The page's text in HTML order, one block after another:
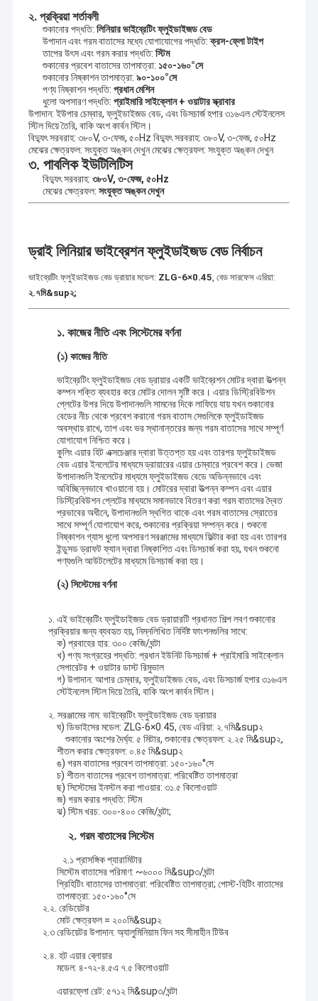
পণ্য
২. প্রক্রিয়া শর্তাবলী
শুকানোর পদ্ধতি: লিনিয়ার ভাইব্রেটিং ফ্লুইডাইজড বেড
উপাদান এবং গরম বাতাসের মধ্যে যোগাযোগের পদ্ধতি:ক্রস-ফ্লো টাইপ
তাপের উৎস এবং গরম করার পদ্ধতি: স্টিম
শুকানোর প্রবেশ বাতাসের তাপমাত্রা: ১৫০-১৬০°সে
শুকানোর নিষ্কাশন তাপমাত্রা: ৯০-১০০°সে
পণ্য নিষ্কাশন পদ্ধতি: প্রধান মেশিন
ধুলো অপসারণ পদ্ধতি: প্রাইমারি সাইক্লোন + ওয়াটার স্ক্রাবার
উপাদান: ইউপার চেম্বার, ফ্লুইডাইজডবেড, এবং ডিসচার্জ হপার ৩১৬এল স্টেইনলেস
স্টিল দিয়ে তৈরি, বাকি অংশ কার্বন স্টিল।
বিদ্যুৎ সরবরাহ: ৩৮০V, ৩-ফেজ, ৫০Hz বিদ্যুৎ সরবরাহ: ৩৮০V, ৩-ফেজ, ৫০Hz
মেঝের ক্ষেত্রফল: সংযুক্ত অঙ্কন দেখুন মেঝের ক্ষেত্রফল: সংযুক্ত অঙ্কন দেখুন
৩. পাবলিক ইউটিলিটিস
বিদ্যুৎ সরবরাহ: ৩৮০V, ৩-ফেজ, ৫০Hz
মেঝের ক্ষেত্রফল: সংযুক্ত অঙ্কন দেখুন
ড্রাই লিনিয়ার ভাইব্রেশন ফ্লুইডাইজড বেড নির্বাচন
ভাইব্রেটিং ফ্লুইডাইজড বেড ড্রায়ার মডেল: ZLG-6×0.45 , বেড সারফেস এরিয়া:
২.৭মি&sup২;
১. কাজের নীতি এবং সিস্টেমের বর্ণনা
(১) কাজের নীতি
ভাইব্রেটিং ফ্লুইডাইজড বেড ড্রায়ার একটি ভাইব্রেশন মোটর দ্বারা উত্পন্ন
কম্পন শক্তি ব্যবহার করে মোটর দোলন সৃষ্টি করে। এয়ার ডিস্ট্রিবিউশন
প্লেটের উপর দিয়ে উপাদানগুলি সামনের দিকে লাফিয়ে যায় যখন শুকানোর
বেডের নীচ থেকে প্রবেশ করানো গরম বাতাস সেগুলিকে ফ্লুইডাইজড
অবস্থায় রাখে, তাপ এবং ভর স্থানান্তরের জন্য গরম বাতাসের সাথে সম্পূর্ণ
যোগাযোগ নিশ্চিত করে।
কুলিং এয়ার হিট এক্সচেঞ্জার দ্বারা উত্তপ্ত হয় এবং তারপর ফ্লুইডাইজড
বেড এয়ার ইনলেটের মাধ্যমে ড্রায়ারের এয়ার চেম্বারে প্রবেশ করে। ভেজা
উপাদানগুলি ইনলেটের মাধ্যমে ফ্লুইডাইজড বেডে অভিন্নভাবে এবং
অবিচ্ছিন্নভাবে খাওয়ানো হয়। মোটরের দ্বারা উত্পন্ন কম্পন এবং এয়ার
ডিস্ট্রিবিউশন প্লেটের মাধ্যমে সমানভাবে বিতরণ করা গরম বাতাসের দ্বৈত
প্রভাবের অধীনে, উপাদানগুলি স্থগিত থাকে এবং গরম বাতাসের স্রোতের
সাথে সম্পূর্ণ যোগাযোগ করে, শুকানোর প্রক্রিয়া সম্পন্ন করে। শুকনো
নিষ্কাশন গ্যাস ধুলো অপসারণ সরঞ্জামের মাধ্যমে ফিল্টার করা হয় এবং তারপর
ইন্ডুসড ড্রাফট ফ্যান দ্বারা নিষ্কাশিত এবং ডিসচার্জ করা হয়, যখন শুকনো
পণ্যগুলি আউটলেটের মাধ্যমে ডিসচার্জ করা হয়।
(২) সিস্টেমের বর্ণনা
১. এই ভাইব্রেটিং ফ্লুইডাইজড বেড ড্রায়ারটি প্রধানত শিল্প লবণ শুকানোর
প্রক্রিয়ার জন্য ব্যবহৃত হয়, নিম্নলিখিত নির্দিষ্ট ফাংশনগুলির সাথে:
ক) প্রবাহের হার: ৩০০ কেজি/ঘন্টা
খ) পণ্য সংগ্রহের পদ্ধতি: প্রধান ইউনিট ডিসচার্জ + প্রাইমারি সাইক্লোন
সেপারেটর + ওয়াটার ডাস্ট রিমুভাল
গ) উপাদান: আপার চেম্বার, ফ্লুইডাইজড বেড, এবং ডিসচার্জ হপার ৩১৬এল
স্টেইনলেস স্টিল দিয়ে তৈরি, বাকি অংশ কার্বন স্টিল।
২. সরঞ্জামের নাম: ভাইব্রেটিং ফ্লুইডাইজড বেড ড্রায়ার
ঘ) ডিভাইসের মডেল: ZLG-6×0.45, বেড এরিয়া: ২.৭মি&sup২
শুকানোর অংশের দৈর্ঘ্য: ৫ মিটার, শুকানোর ক্ষেত্রফল: ২.২৫ মি&sup২,
শীতল করার ক্ষেত্রফল: ০.৪৫ মি&sup২
ঙ) গরম বাতাসের প্রবেশ তাপমাত্রা: ১৫০-১৬০°সে
চ) শীতল বাতাসের প্রবেশ তাপমাত্রা: পরিবেষ্টিত তাপমাত্রা
ছ) সিস্টেমের ইনস্টল করা পাওয়ার: ৩১.৫ কিলোওয়াট
জ) গরম করার পদ্ধতি: স্টিম
ঝ) স্টিম খরচ: ৩০০-৪০০ কেজি/ঘন্টা;
২. গরম বাতাসের সিস্টেম
২.১ প্রাসঙ্গিক প্যারামিটার
সিস্টেম বাতাসের পরিমাণ: ~৬০০০ মি&sup৩/ঘন্টা
প্রিহিটিং বাতাসের তাপমাত্রা: পরিবেষ্টিত তাপমাত্রা; পোস্ট-হিটিং বাতাসের
তাপমাত্রা: ১৫০-১৬০°সে
২.২. রেডিয়েটর
মোট ক্ষেত্রফল = ২০০মি&sup২
২.৩ রেডিয়েটর উপাদান: অ্যালুমিনিয়াম ফিন সহ সীমাহীন টিউব
২.৪. হট এয়ার ব্লোয়ার
মডেল: ৪-৭২-৪.৫এ ৭.৫ কিলোওয়াট
এয়ারফ্লো রেট: ৫৭১২ মি&sup৩/ঘন্টা
Changzhou Xiaoli Drying Equipment Co., Ltd. একটি পেশাদার
প্রস্তুতকারক যা গবেষণা, উন্নয়ন, এবং শুকানোর সরঞ্জাম এবং দানাদার যন্ত্রপাতি তৈরিতে
বিশেষজ্ঞ। এটি বর্তমানে সবচেয়ে বৈচিত্র্যময় পরিসীমা এবং শুকানোর সরঞ্জামের বৈশিষ্ট্য সহ
দেশীয় উদ্যোগগুলির মধ্যে একটি।